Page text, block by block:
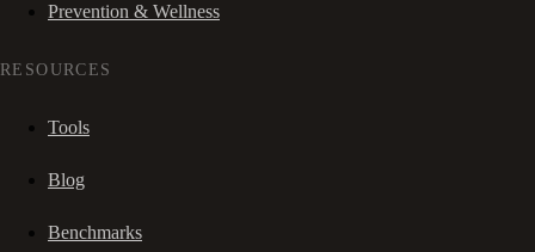
Prevention & Wellness
RESOURCES
Tools
Blog
Benchmarks